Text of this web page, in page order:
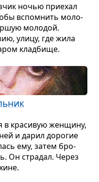
ночью при­е­хал
вспо­мнить моло­
моло­дой.
улицу, где жила
клад­бище.
кра­си­вую жен­щину,
и дарил доро­гие
ему, затем бро­
Он стра­дал. Через